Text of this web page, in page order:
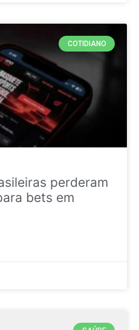
COTIDIANO
perderam
bets em